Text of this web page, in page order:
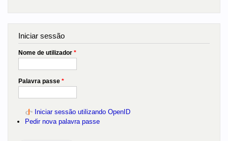
Iniciar sessão
Nome de utilizador *
Palavra passe *
Iniciar sessão utilizando OpenID
Pedir nova palavra passe